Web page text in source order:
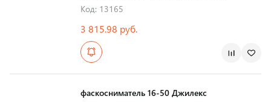
Код: 13165
3 815.98 руб.
фаскосниматель 16-50 Джилекс